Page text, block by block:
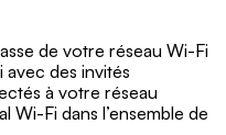
de votre réseau Wi-Fi
des invités
à votre réseau
Wi-Fi dans l’ensemble de